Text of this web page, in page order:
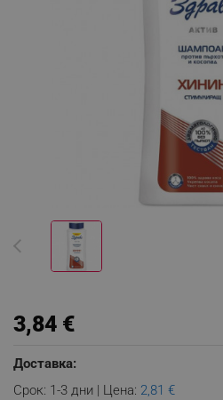
3,84 €
Доставка:
Срок: 1-3 дни | Цена: 2,81 €